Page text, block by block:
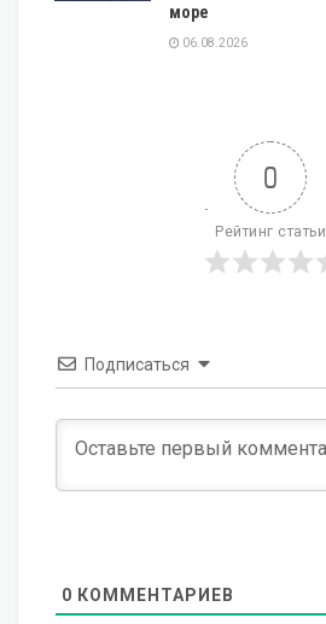
море
06.08.2026
0
Рейтинг статьи
Подписаться
0 КОММЕНТАРИЕВ